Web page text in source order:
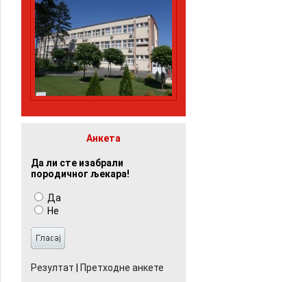
Анкета
Да ли сте изабрали
породичног љекара!
Да
Не
Резултат Претходне анкете